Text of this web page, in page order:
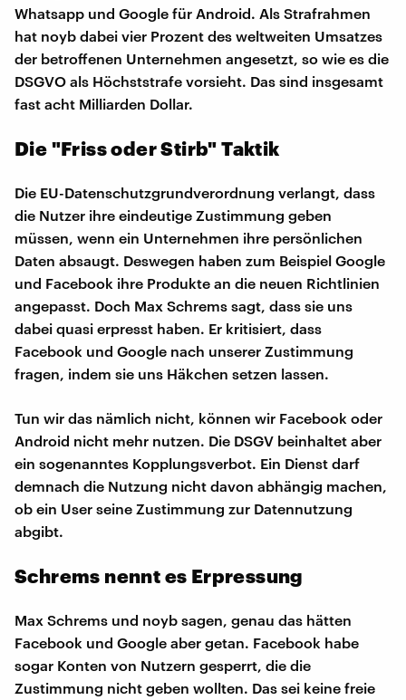
Whatsapp und Google für Android. Als Strafrahmen
hat noyb dabei vier Prozent des weltweiten Umsatzes
der betroffenen Unternehmen angesetzt, so wie es die
DSGVO als Höchststrafe vorsieht. Das sind insgesamt
fast acht Milliarden Dollar.
Die "Friss oder Stirb" Taktik
Die EU-Datenschutzgrundverordnung verlangt, dass
die Nutzer ihre eindeutige Zustimmung geben
müssen, wenn ein Unternehmen ihre persönlichen
Daten absaugt. Deswegen haben zum Beispiel Google
und Facebook ihre Produkte an die neuen Richtlinien
angepasst. Doch Max Schrems sagt, dass sie uns
dabei quasi erpresst haben. Er kritisiert, dass
Facebook und Google nach unserer Zustimmung
fragen, indem sie uns Häkchen setzen lassen.
Tun wir das nämlich nicht, können wir Facebook oder
Android nicht mehr nutzen. Die DSGV beinhaltet aber
ein sogenanntes Kopplungsverbot. Ein Dienst darf
demnach die Nutzung nicht davon abhängig machen,
ob ein User seine Zustimmung zur Datennutzung
abgibt.
Schrems nennt es Erpressung
Max Schrems und noyb sagen, genau das hätten
Facebook und Google aber getan. Facebook habe
sogar Konten von Nutzern gesperrt, die die
Zustimmung nicht geben wollten. Das sei keine freie